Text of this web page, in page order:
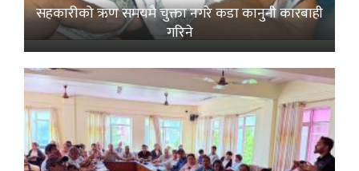
सहकारीको ऋण समयमै चुक्ता नगरे कडा कानुनी कारबाही
गरिने